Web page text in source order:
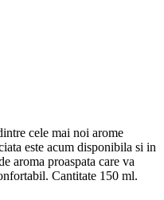
cele mai noi arome
este acum disponibila si in
aroma proaspata care va
Cantitate 150 ml.